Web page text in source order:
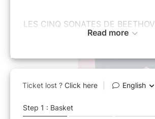
LES CINQ SONATES DE
musicien populaire. Qu’il joue
Johnny, au sommet de la
Mont-Blanc, à Notre-Dame ou
reste le même, concentré,
décontracté.
Read more